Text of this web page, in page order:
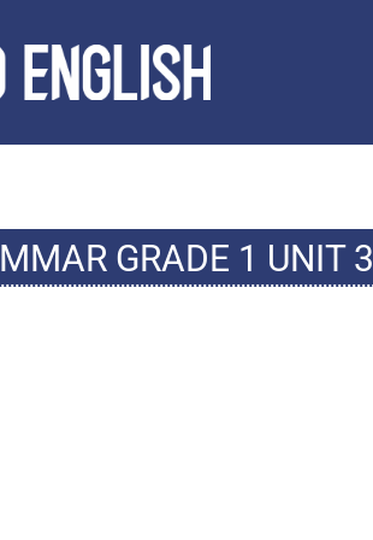
GRADE 1 UNIT 3